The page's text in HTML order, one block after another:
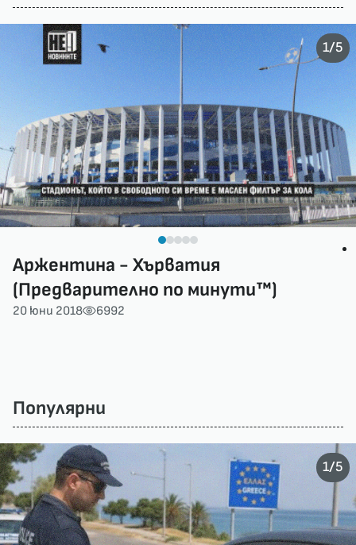
Аржентина - Хърватия
(Предварително по минути™)
20 юни 2018 6992
1/5
Популярни
1/5